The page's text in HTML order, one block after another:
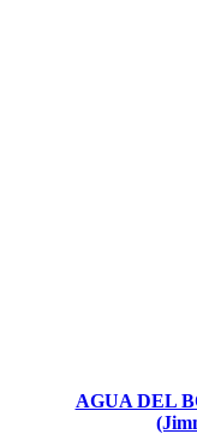
AGUA DEL